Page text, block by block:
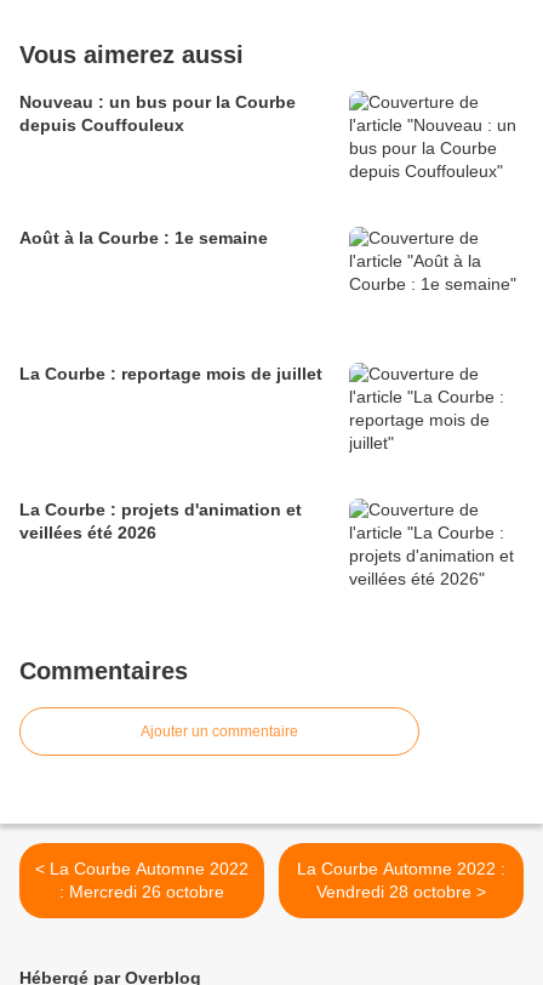
Vous aimerez aussi
Nouveau : un bus pour la Courbe
depuis Couffouleux
Août à la Courbe : 1e semaine
La Courbe : reportage mois de juillet
La Courbe : projets d'animation et
veillées été 2026
Commentaires
Ajouter un commentaire
< La Courbe Automne 2022
: Mercredi 26 octobre
La Courbe Automne 2022 :
Vendredi 28 octobre >
Hébergé par Overblog